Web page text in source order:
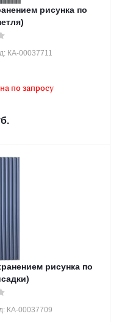
КА-00037711
по запросу
КА-00037709